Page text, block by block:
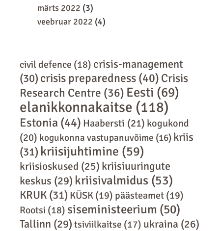
märts 2022 (3)
veebruar 2022 (4)
civil defence (18) crisis-management
(30) crisis preparedness (40) Crisis
Research Centre (36) Eesti (69)
elanikkonnakaitse (118)
Estonia (44) Haabersti (21) kogukond
(20) kogukonna vastupanuvõime (16) kriis
(31) kriisijuhtimine (59)
kriisioskused (25) kriisiuuringute
keskus (29) kriisivalmidus (53)
KRUK (31) KÜSK (19) päästeamet (19)
Rootsi (18) siseministeerium (50)
Tallinn (29) tsiviilkaitse (17) ukraina (26)